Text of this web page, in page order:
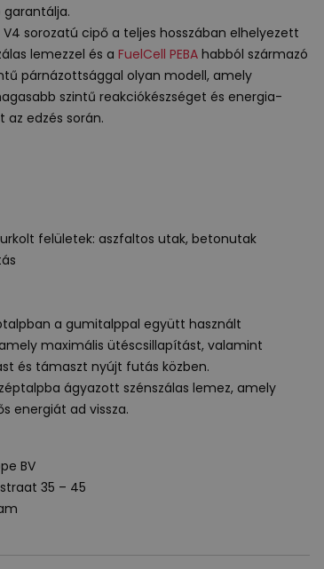
V4 sorozatú cipő a teljes hosszában elhelyezett
lemezzel és a FuelCell PEBAhabból származó
párnázottsággal olyan modell, amely
szintű reakciókészséget és energia-
az edzés során.
felületek: aszfaltos utak, betonutak
a gumitalppal együtt használt
maximális ütéscsillapítást, valamint
és támaszt nyújt futás közben.
ágyazott szénszálas lemez, amely
energiát ad vissza.
BV
35 – 45